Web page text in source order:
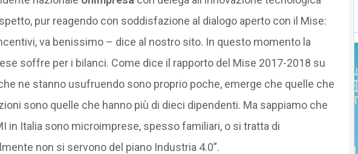
pur reagendo con soddisfazione al dialogo aperto con il Mise:
va benissimo – dice al nostro sito. In questo momento la
soffre per i bilanci. Come dice il rapporto del Mise 2017-2018 su
ne stanno usufruendo sono proprio poche, emerge che quelle che
sono quelle che hanno più di dieci dipendenti. Ma sappiamo che
in Italia sono microimprese, spesso familiari, o si tratta di
non si servono del piano Industria 4.0”.